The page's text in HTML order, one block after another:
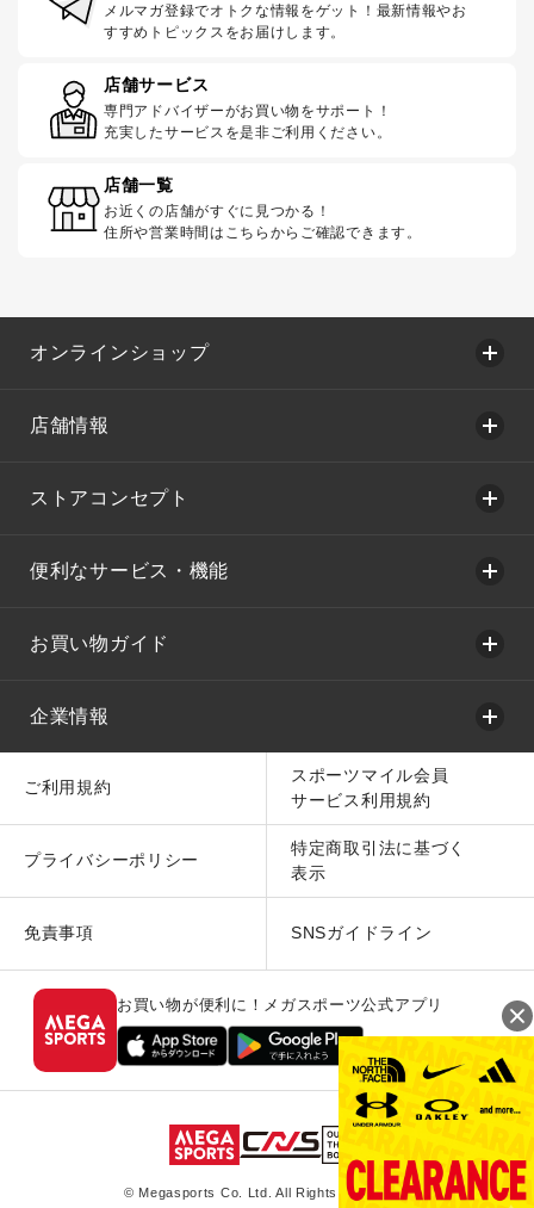
メルマガ登録でオトクな情報をゲット！最新情報やお
すすめトピックスをお届けします。
店舗サービス
専門アドバイザーがお買い物をサポート！
充実したサービスを是非ご利用ください。
店舗一覧
お近くの店舗がすぐに見つかる！
住所や営業時間はこちらからご確認できます。
オンラインショップ
店舗情報
ストアコンセプト
便利なサービス・機能
お買い物ガイド
企業情報
ご利用規約
スポーツマイル会員
サービス利用規約
プライバシーポリシー
特定商取引法に基づく
表示
免責事項 SNSガイドライン
お買い物が便利に！メガスポーツ公式アプリ
© Megasports Co. Ltd. All Rights Reserved.